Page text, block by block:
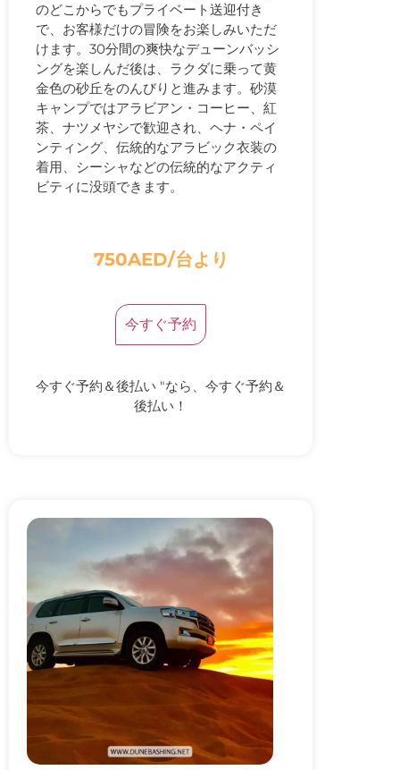
のどこからでもプライベート送迎付き
で、お客様だけの冒険をお楽しみいただ
けます。30分間の爽快なデューンバッシ
ングを楽しんだ後は、ラクダに乗って黄
金色の砂丘をのんびりと進みます。砂漠
キャンプではアラビアン・コーヒー、紅
茶、ナツメヤシで歓迎され、ヘナ・ペイ
ンティング、伝統的なアラビック衣装の
着用、シーシャなどの伝統的なアクティ
ビティに没頭できます。
750AED/台より
今すぐ予約
今すぐ予約＆後払い "なら、今すぐ予約＆
後払い！